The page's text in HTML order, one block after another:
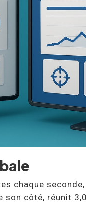
chaque
son côté, réunit